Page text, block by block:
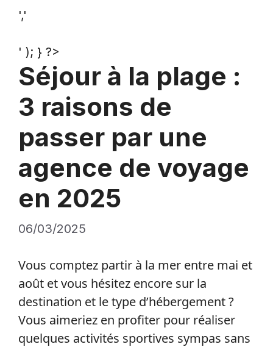
','
' ); } ?>
Séjour à la plage :
3 raisons de
passer par une
agence de voyage
en 2025
06/03/2025
Vous comptez partir à la mer entre mai et
août et vous hésitez encore sur la
destination et le type d’hébergement ?
Vous aimeriez en profiter pour réaliser
quelques activités sportives sympas sans